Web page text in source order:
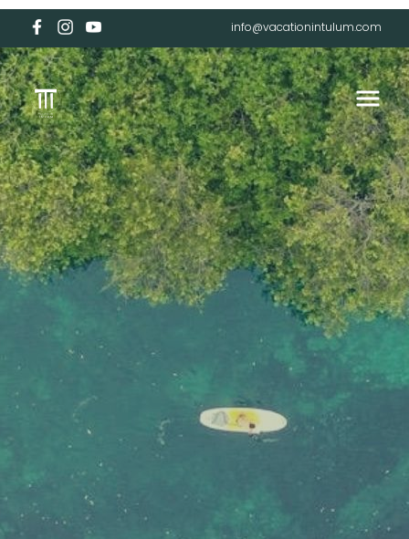
info@vacationintulum.com